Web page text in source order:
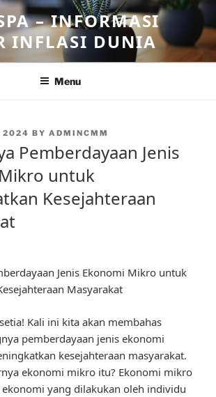
– INFORMASI
INFLASI DUNIA
Menu
2024 BY ADMINCMM
Pemberdayaan Jenis
untuk
Kesejahteraan
Jenis Ekonomi Mikro untuk
Masyarakat
Kali ini kita akan membahas
pemberdayaan jenis ekonomi
kesejahteraan masyarakat.
ekonomi mikro itu? Ekonomi mikro
yang dilakukan oleh individu